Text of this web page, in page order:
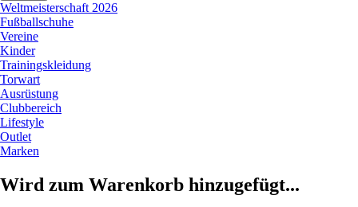
Weltmeisterschaft 2026
Fußballschuhe
Vereine
Kinder
Trainingskleidung
Torwart
Ausrüstung
Clubbereich
Lifestyle
Outlet
Marken
Wird zum Warenkorb hinzugefügt...